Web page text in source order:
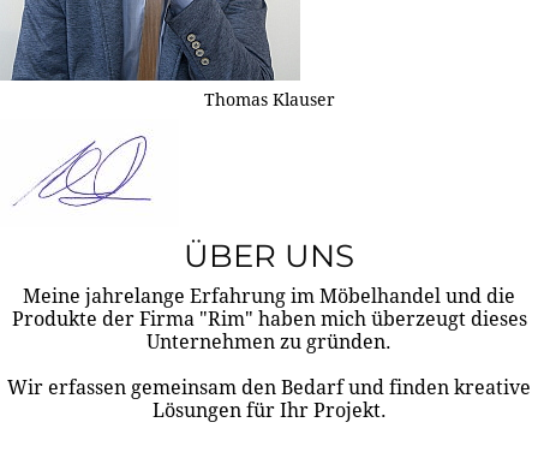
Thomas Klauser
ÜBER UNS
Meine jahrelange Erfahrung im Möbelhandel und die
Produkte der Firma "Rim" haben mich überzeugt dieses
Unternehmen zu gründen.
Wir erfassen gemeinsam den Bedarf und finden kreative
Lösungen für Ihr Projekt.